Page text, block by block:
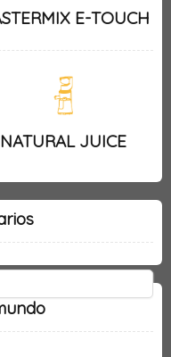
E-TOUCH
NATURAL JUICE